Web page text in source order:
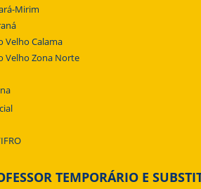
Mirim
Velho Calama
Velho Zona Norte
TEMPORÁRIO E